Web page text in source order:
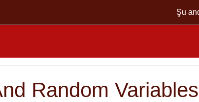
Şu
Random Variables